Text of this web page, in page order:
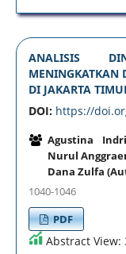
ANALISIS
MENINGKATKAN
DI JAKARTA
DOI: https://
Agustina
Nurul
Dana Zulfa
1040-1046
PDF
Abstract View: